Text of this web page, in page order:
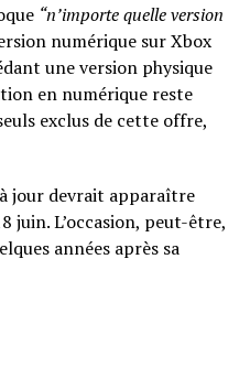
“n’importe quelle version
numérique sur Xbox
une version physique
en numérique reste
exclus de cette offre,
jour devrait apparaître
juin. L’occasion, peut-être,
années après sa